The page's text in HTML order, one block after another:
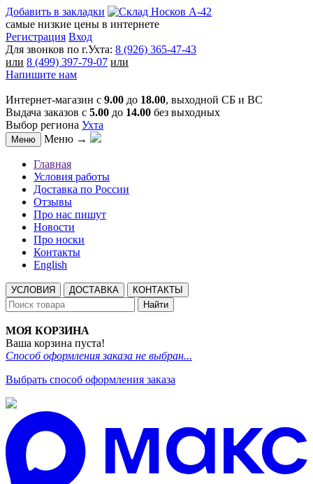
Добавить в закладки
самые низкие цены в интернете
Регистрация Вход
Для звонков по г.Ухта: 8 (926) 365-47-43
или 8 (499) 397-79-07 или
Напишите нам
Интернет-магазин с 9.00 до 18.00, выходной СБ и ВС
Выдача заказов с 5.00 до 14.00 без выходных
Выбор региона Ухта
Меню Меню →
Главная
Условия работы
Доставка по России
Отзывы
Про нас пишут
Новости
Про носки
Контакты
English
УСЛОВИЯ ДОСТАВКА
КОНТАКТЫ
Найти
МОЯ КОРЗИНА
Ваша корзина пуста!
Способ оформления заказа не выбран...
Выбрать способ оформления заказа